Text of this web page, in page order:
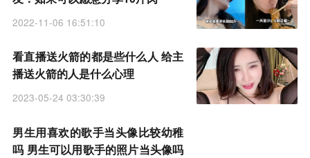
2022-11-06 16:51:10
看直播送火箭的都是些什么人 给主
播送火箭的人是什么心理
2023-05-24 03:30:39
男生用喜欢的歌手当头像比较幼稚
吗 男生可以用歌手的照片当头像吗